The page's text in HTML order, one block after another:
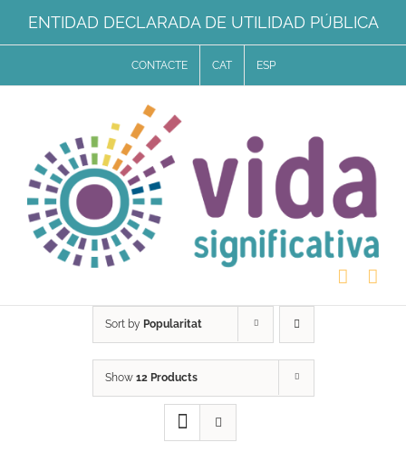
Skip
to
ENTIDAD DECLARADA DE UTILIDAD PÚBLICA
CONTACTE CAT ESP
Sort by Popularitat
Show 12 Products